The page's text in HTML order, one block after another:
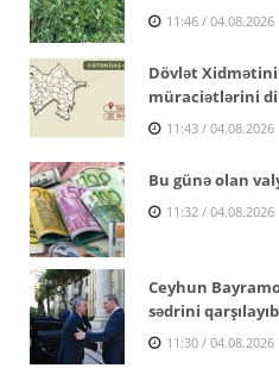
11:46 / 04.08.2026
Dövlət
müraciətlərini
11:43 / 04.08.2026
Bu günə olan
11:32 / 04.08.2026
Ceyhun
sədrini qarşılayıb
11:30 / 04.08.2026